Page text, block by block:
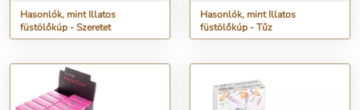
Hasonlók, mint Illatos
füstölőkúp - Szeretet
Hasonlók, mint Illatos
füstölőkúp - Tűz